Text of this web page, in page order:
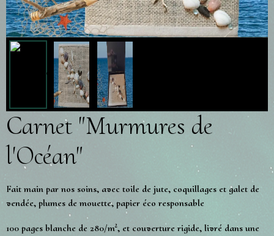
Carnet "Murmures de
l'Océan"
Fait main par nos soins, avec toile de jute, coquillages et galet de
vendée, plumes de mouette, papier éco responsable
100 pages blanche de 280/m², et couverture rigide, livré dans une